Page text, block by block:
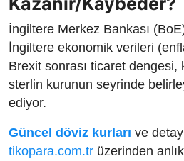
İngiltere Merkez Bankası
İngiltere ekonomik verileri
Brexit sonrası ticaret dengesi,
sterlin kurunun seyrinde
ediyor.
Güncel döviz kurları ve
tikopara.com.tr üzerinden